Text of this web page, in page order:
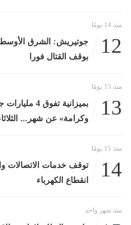
منذ 14 يومًا
12
جوتيريش: الشرق
بوقف القتال فورا
منذ 15 يومًا
13
بميزانية
وكرامة» عن شهر... الثلاثاء، 14 يوليو 2026
منذ 15 يومًا
14
توقف خدمات الاتصالات
انقطاع الكهرباء
منذ شهر واحد